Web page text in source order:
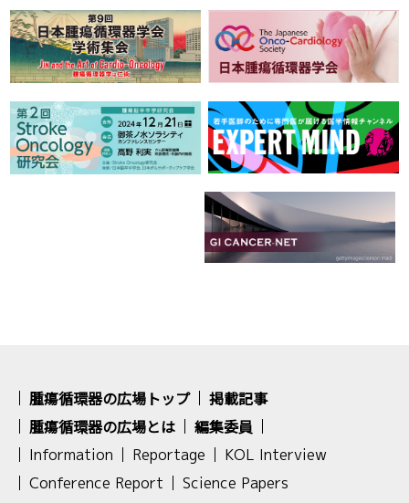
腫瘍循環器の広場トップ
掲載記事
腫瘍循環器の広場とは
編集委員
Information Reportage
KOL Interview
Conference Report
Science Papers